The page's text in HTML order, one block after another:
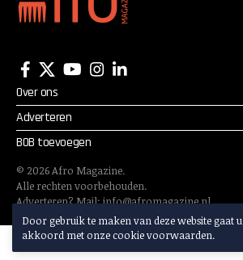
Door gebruik te maken van deze website gaat u
akkoord met onze cookie voorwaarden.
Over ons
Adverteren
BOB toevoegen
© 2026Afro Magazine.
Alle rechten voorbehouden.
Adverteren? Mail:info@afromagazine.nl